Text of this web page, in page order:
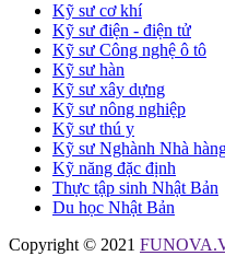
Kỹ sư cơ khí
Kỹ sư điện - điện tử
Kỹ sư Công nghệ ô tô
Kỹ sư hàn
Kỹ sư xây dựng
Kỹ sư nông nghiệp
Kỹ sư thú y
Kỹ sư Nghành Nhà
Kỹ năng đặc định
Thực tập sinh Nhật Bản
Du học Nhật Bản
Copyright © 2021